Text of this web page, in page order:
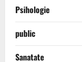
Psihologie
public
Sanatate